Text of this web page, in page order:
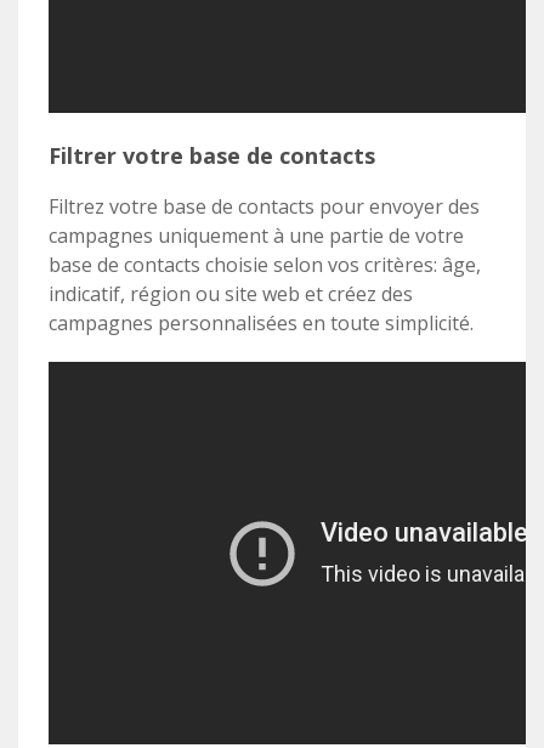
Filtrer votre base de contacts
Filtrez votre base de contacts pour envoyer des
campagnes uniquement à une partie de votre
base de contacts choisie selon vos critères: âge,
indicatif, région ou site web et créez des
campagnes personnalisées en toute simplicité.